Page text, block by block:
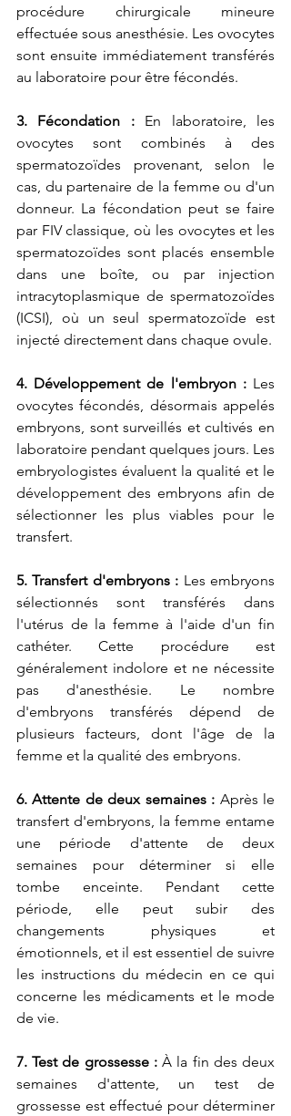
procédure chirurgicale mineure
effectuée sous anesthésie. Les ovocytes
sont ensuite immédiatement transférés
au laboratoire pour être fécondés.
3. Fécondation : En laboratoire, les
ovocytes sont combinés à des
spermatozoïdes provenant, selon le
cas, du partenaire de la femme ou d'un
donneur. La fécondation peut se faire
par FIV classique, où les ovocytes et les
spermatozoïdes sont placés ensemble
dans une boîte, ou par injection
intracytoplasmique de spermatozoïdes
(ICSI), où un seul spermatozoïde est
injecté directement dans chaque ovule.
4. Développement de l'embryon : Les
ovocytes fécondés, désormais appelés
embryons, sont surveillés et cultivés en
laboratoire pendant quelques jours. Les
embryologistes évaluent la qualité et le
développement des embryons afin de
sélectionner les plus viables pour le
transfert.
5. Transfert d'embryons : Les embryons
sélectionnés sont transférés dans
l'utérus de la femme à l'aide d'un fin
cathéter. Cette procédure est
généralement indolore et ne nécessite
pas d'anesthésie. Le nombre
d'embryons transférés dépend de
plusieurs facteurs, dont l'âge de la
femme et la qualité des embryons.
6. Attente de deux semaines : Après le
transfert d'embryons, la femme entame
une période d'attente de deux
semaines pour déterminer si elle
tombe enceinte. Pendant cette
période, elle peut subir des
changements physiques et
émotionnels, et il est essentiel de suivre
les instructions du médecin en ce qui
concerne les médicaments et le mode
de vie.
7. Test de grossesse : À la fin des deux
semaines d'attente, un test de
grossesse est effectué pour déterminer